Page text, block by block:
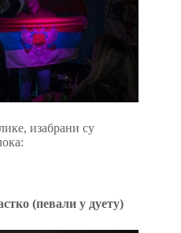
изабрани су
(певали у дуету)